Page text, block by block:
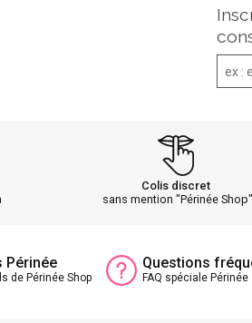
Colis discret
sans mention "Périnée Shop"
Périnée
de Périnée Shop
Questions
FAQ spéciale Périnée